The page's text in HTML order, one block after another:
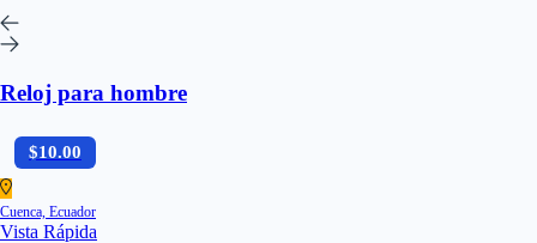
Reloj para hombre
$10.00
Cuenca, Ecuador
Vista Rápida